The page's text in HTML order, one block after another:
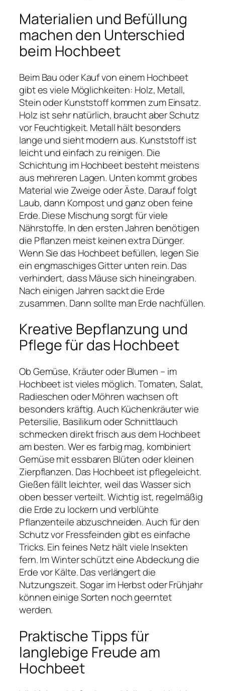
Materialien und Befüllung
machen den Unterschied
beim Hochbeet
Beim Bau oder Kauf von einem Hochbeet
gibt es viele Möglichkeiten: Holz, Metall,
Stein oder Kunststoff kommen zum Einsatz.
Holz ist sehr natürlich, braucht aber Schutz
vor Feuchtigkeit. Metall hält besonders
lange und sieht modern aus. Kunststoff ist
leicht und einfach zu reinigen. Die
Schichtung im Hochbeet besteht meistens
aus mehreren Lagen. Unten kommt grobes
Material wie Zweige oder Äste. Darauf folgt
Laub, dann Kompost und ganz oben feine
Erde. Diese Mischung sorgt für viele
Nährstoffe. In den ersten Jahren benötigen
die Pflanzen meist keinen extra Dünger.
Wenn Sie das Hochbeet befüllen, legen Sie
ein engmaschiges Gitter unten rein. Das
verhindert, dass Mäuse sich hineingraben.
Nach einigen Jahren sackt die Erde
zusammen. Dann sollte man Erde nachfüllen.
Kreative Bepflanzung und
Pflege für das Hochbeet
Ob Gemüse, Kräuter oder Blumen – im
Hochbeet ist vieles möglich. Tomaten, Salat,
Radieschen oder Möhren wachsen oft
besonders kräftig. Auch Küchenkräuter wie
Petersilie, Basilikum oder Schnittlauch
schmecken direkt frisch aus dem Hochbeet
am besten. Wer es farbig mag, kombiniert
Gemüse mit essbaren Blüten oder kleinen
Zierpflanzen. Das Hochbeet ist pflegeleicht.
Gießen fällt leichter, weil das Wasser sich
oben besser verteilt. Wichtig ist, regelmäßig
die Erde zu lockern und verblühte
Pflanzenteile abzuschneiden. Auch für den
Schutz vor Fressfeinden gibt es einfache
Tricks. Ein feines Netz hält viele Insekten
fern. Im Winter schützt eine Abdeckung die
Erde vor Kälte. Das verlängert die
Nutzungszeit. Sogar im Herbst oder Frühjahr
können einige Sorten noch geerntet
werden.
Praktische Tipps für
langlebige Freude am
Hochbeet